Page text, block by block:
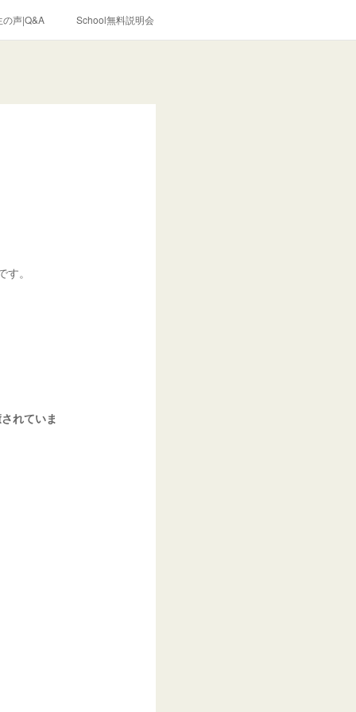
の声|Q&A School無料説明会
。
れていま